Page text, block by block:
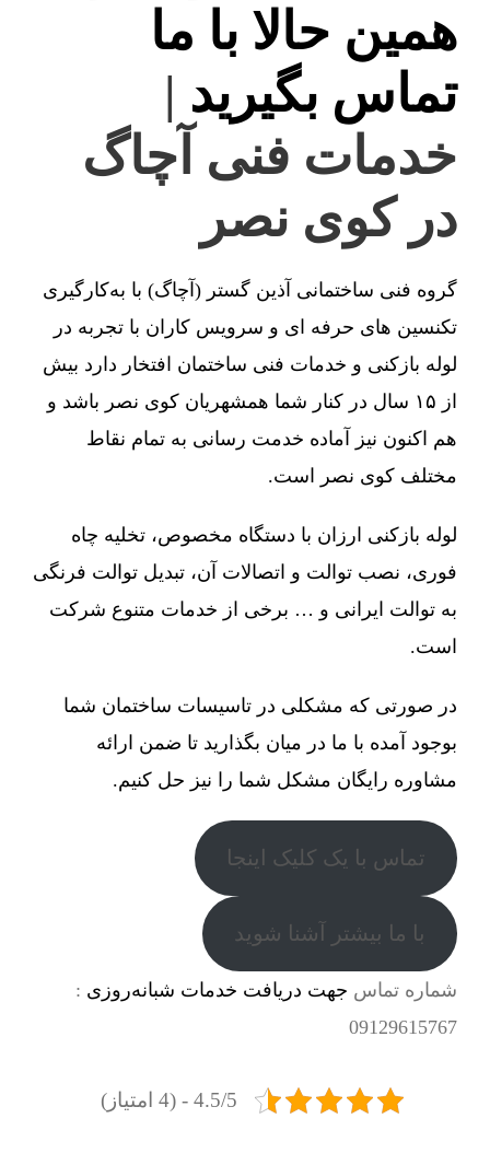
همین حالا با ما
تماس بگیرید |
خدمات فنی آچاگ
در کوی نصر
گروه فنی ساختمانی آذین گستر (آچاگ) با به‌کارگیری
تکنسین های حرفه ای و سرویس کاران با تجربه در
لوله بازکنی و خدمات فنی ساختمان افتخار دارد بیش
از ۱۵ سال در کنار شما همشهریان کوی نصر باشد و
هم اکنون نیز آماده خدمت رسانی به تمام نقاط
مختلف کوی نصر است.
لوله بازکنی ارزان با دستگاه مخصوص، تخلیه چاه
فوری، نصب توالت و اتصالات آن، تبدیل توالت فرنگی
به توالت ایرانی و … برخی از خدمات متنوع شرکت
است.
در صورتی که مشکلی در تاسیسات ساختمان شما
بوجود آمده با ما در میان بگذارید تا ضمن ارائه
مشاوره رایگان مشکل شما را نیز حل کنیم.
تماس با یک کلیک اینجا
با ما بیشتر آشنا شوید
شماره تماس جهت دریافت خدمات شبانه‌روزی :
09129615767
4.5/5 - (4 امتیاز)